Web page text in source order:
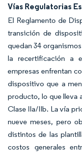
Vías Regulatorias
El Reglamento de
transición de
quedan 34
la recertificación a
empresas enfrentan
dispositivo que a
producto, lo que lleva
Clase IIa/IIb. La vía
nueve meses, pero
distintos de las
costos generales